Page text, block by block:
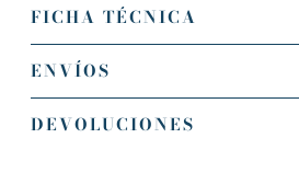
FICHA TÉCNICA
ENVÍOS
DEVOLUCIONES